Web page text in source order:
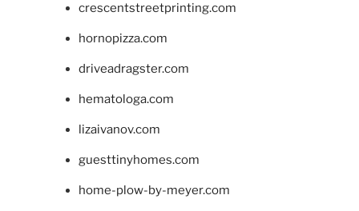
crescentstreetprinting.com
hornopizza.com
driveadragster.com
hematologa.com
lizaivanov.com
guesttinyhomes.com
home-plow-by-meyer.com